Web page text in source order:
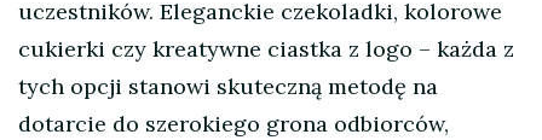
uczestników. Eleganckie czekoladki, kolorowe
cukierki czy kreatywne ciastka z logo – każda z
tych opcji stanowi skuteczną metodę na
dotarcie do szerokiego grona odbiorców,